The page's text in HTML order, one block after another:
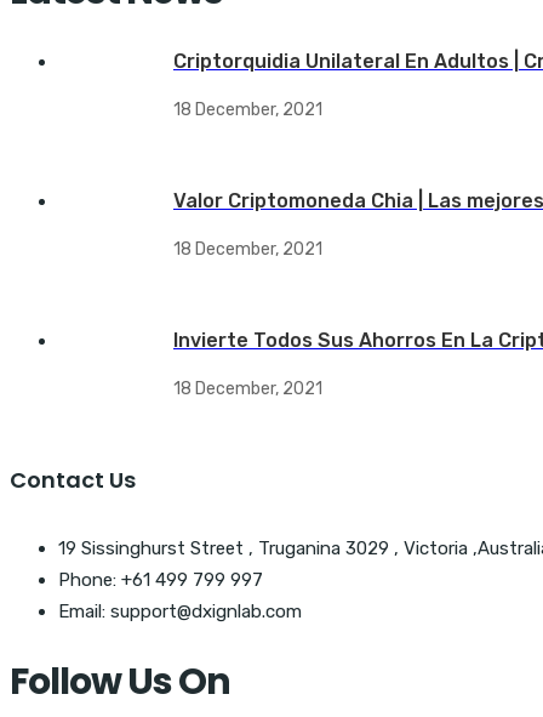
Criptorquidia Unilateral En Adultos |
18 December, 2021
Valor Criptomoneda Chia | Las
18 December, 2021
Invierte Todos Sus Ahorros En La
18 December, 2021
Contact Us
19 Sissinghurst Street , Truganina 3029 , Victoria
Phone: +61 499 799 997
Email: support@dxignlab.com
Follow Us On